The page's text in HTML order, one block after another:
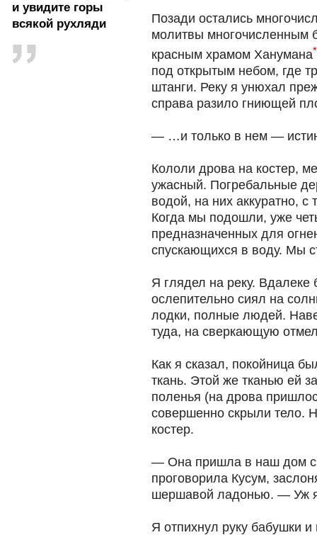
и увидите горы
всякой рухляди
Позади остались
молитвы многочисленным
красным храмом Ханумана
под открытым небом, где
штанги. Реку я унюхал
справа разило гниющей
— …и только в нем —
Кололи дрова на костер,
ужасный. Погребальные
водой, на них аккуратно,
Когда мы подошли, уже
предназначенных для
спускающихся в воду. Мы
Я глядел на реку. Вдалеке
ослепительно сиял на
лодки, полные людей.
туда, на сверкающую
Как я сказал, покойница
ткань. Этой же тканью ей
поленья (на дрова
совершенно скрыли тело.
костер.
— Она пришла в наш дом
проговорила Кусум,
шершавой ладонью. — Уж я
Я отпихнул руку бабушки